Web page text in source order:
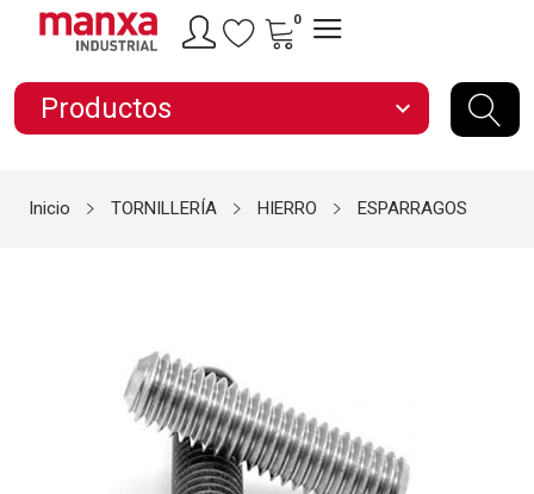
0
Productos expand_more
Inicio TORNILLERÍA HIERRO ESPARRAGOS